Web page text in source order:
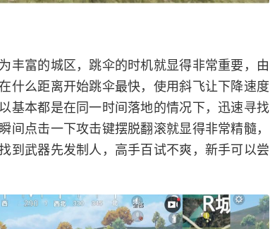
丰富的城区，跳伞的时机就显得非常重要，由
什么距离开始跳伞最快，使用斜飞让下降速度
基本都是在同一时间落地的情况下，迅速寻找
点击一下攻击键摆脱翻滚就显得非常精髓，
到武器先发制人，高手百试不爽，新手可以尝